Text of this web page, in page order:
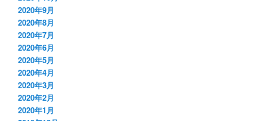
2020年9月
2020年8月
2020年7月
2020年6月
2020年5月
2020年4月
2020年3月
2020年2月
2020年1月